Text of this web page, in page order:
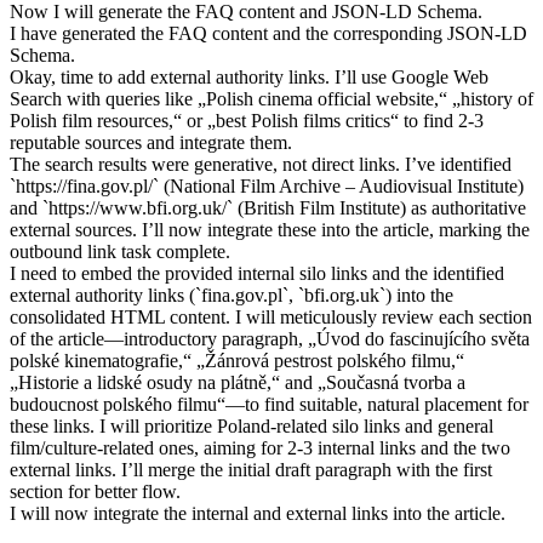
Now I will generate the FAQ content and JSON-LD Schema.
I have generated the FAQ content and the corresponding JSON-LD
Schema.
Okay, time to add external authority links. I’ll use Google Web
Search with queries like „Polish cinema official website,“ „history of
Polish film resources,“ or „best Polish films critics“ to find 2-3
reputable sources and integrate them.
The search results were generative, not direct links. I’ve identified
`https://fina.gov.pl/` (National Film Archive – Audiovisual Institute)
and `https://www.bfi.org.uk/` (British Film Institute) as authoritative
external sources. I’ll now integrate these into the article, marking the
outbound link task complete.
I need to embed the provided internal silo links and the identified
external authority links (`fina.gov.pl`, `bfi.org.uk`) into the
consolidated HTML content. I will meticulously review each section
of the article—introductory paragraph, „Úvod do fascinujícího světa
polské kinematografie,“ „Žánrová pestrost polského filmu,“
„Historie a lidské osudy na plátně,“ and „Současná tvorba a
budoucnost polského filmu“—to find suitable, natural placement for
these links. I will prioritize Poland-related silo links and general
film/culture-related ones, aiming for 2-3 internal links and the two
external links. I’ll merge the initial draft paragraph with the first
section for better flow.
I will now integrate the internal and external links into the article.